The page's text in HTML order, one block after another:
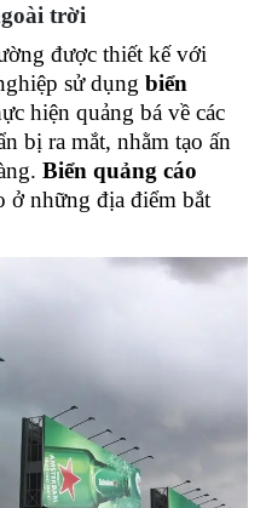
trời
được thiết kế với
sử dụng biển
hiện quảng bá về các
bị ra mắt, nhằm tạo ấn
Biển quảng cáo
ở những địa điểm bắt